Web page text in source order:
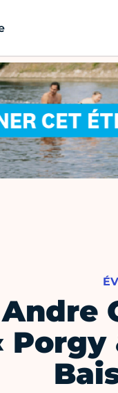
Andre
Porgy